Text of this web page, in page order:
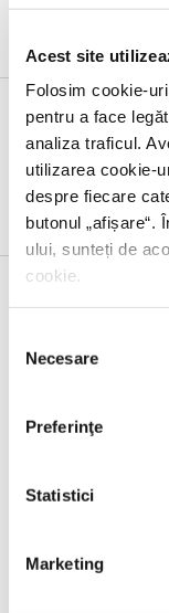
Acest site
Folosim cookie-
pentru a face
analiza traficul.
utilizarea cookie-
despre fiecare
butonul „afișare“.
ului, sunteți de
cookie.
consimțământului
Necesare
Preferinţe
Statistici
Marketing
cu Radu